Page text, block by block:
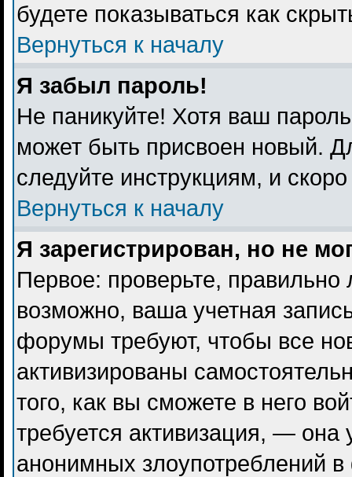
будете показываться как
Вернуться к началу
Я забыл пароль!
Не паникуйте! Хотя ваш
может быть присвоен новый.
следуйте инструкциям, и
Вернуться к началу
Я зарегистрирован, но не
Первое: проверьте,
возможно, ваша учетная
форумы требуют, чтобы все
активизированы
того, как вы сможете в него
требуется активизация, —
анонимных злоупотреблений